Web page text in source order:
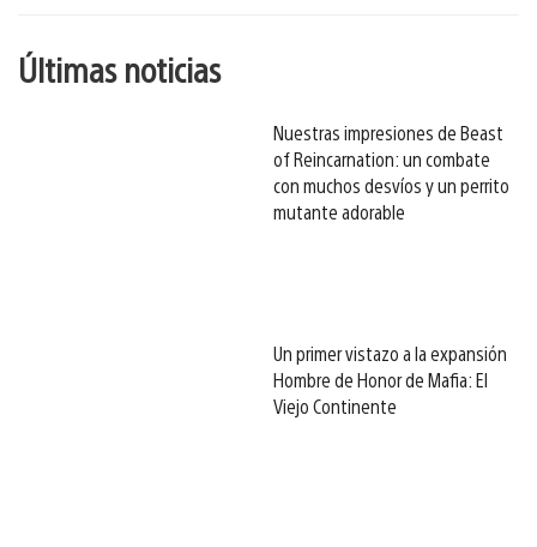
Últimas noticias
Nuestras impresiones de Beast
of Reincarnation: un combate
con muchos desvíos y un perrito
mutante adorable
Un primer vistazo a la expansión
Hombre de Honor de Mafia: El
Viejo Continente